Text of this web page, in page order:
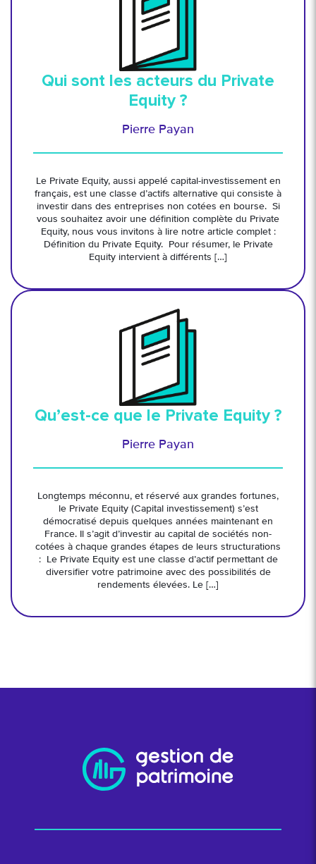
Qui sont les acteurs du Private
Equity ?
Pierre Payan
Le Private Equity, aussi appelé capital-investissement en
français, est une classe d’actifs alternative qui consiste à
investir dans des entreprises non cotées en bourse. Si
vous souhaitez avoir une définition complète du Private
Equity, nous vous invitons à lire notre article complet :
Définition du Private Equity. Pour résumer, le Private
Equity intervient à différents […]
Qu’est-ce que le Private Equity ?
Pierre Payan
Longtemps méconnu, et réservé aux grandes fortunes,
le Private Equity (Capital investissement) s’est
démocratisé depuis quelques années maintenant en
France. Il s’agit d’investir au capital de sociétés non-
cotées à chaque grandes étapes de leurs structurations
: Le Private Equity est une classe d’actif permettant de
diversifier votre patrimoine avec des possibilités de
rendements élevées. Le […]